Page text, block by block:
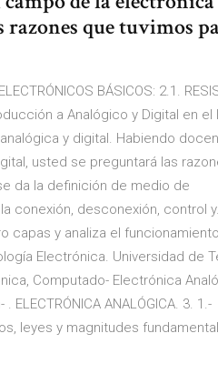
razones que tuvimos
BÁSICOS: 2.1.
a Analógico y Digital en el
y digital. Habiendo
usted se preguntará las
da la definición de medio de
conexión, desconexión, control
capas y analiza el
Electrónica. Universidad de
Computado- Electrónica
ANALÓGICA. 3. 1.-
leyes y magnitudes